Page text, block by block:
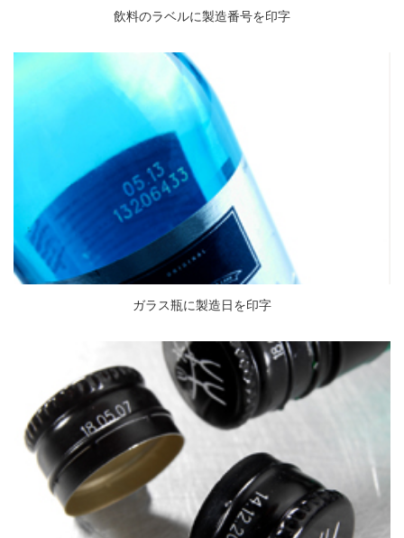
飲料のラベルに製造番号を印字
ガラス瓶に製造日を印字